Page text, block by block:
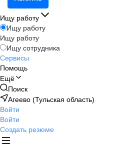
Ищу работу
Ищу работу
Ищу работу
Ищу сотрудника
Сервисы
Помощь
Ещё
Поиск
Агеево (Тульская область)
Войти
Войти
Создать резюме